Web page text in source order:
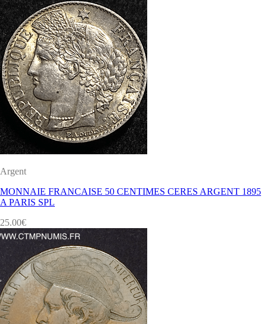
Argent
MONNAIE FRANCAISE 50 CENTIMES CERES ARGENT 1895
A PARIS SPL
25.00€